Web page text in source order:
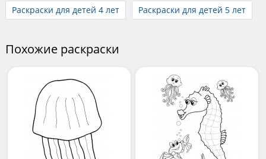
Раскраски для детей 4 лет Раскраски для детей 5 лет
Похожие раскраски